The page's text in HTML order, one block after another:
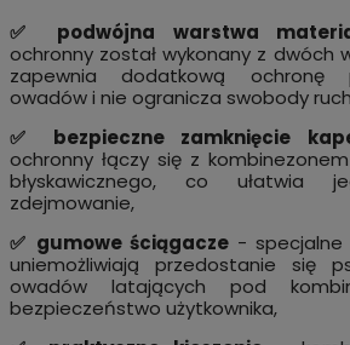
✅ podwójna warstwa
ochronny został wykonany z dwóch
zapewnia dodatkową ochronę
owadów i nie ogranicza swobody
✅ bezpieczne zamknięcie
ochronny łączy się z
błyskawicznego, co ułatwia
zdejmowanie,
✅ gumowe ściągacze- specjalne
uniemożliwiają przedostanie się
owadów latających pod
bezpieczeństwo użytkownika,